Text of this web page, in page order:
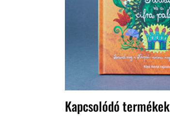
Kapcsolódó termékek